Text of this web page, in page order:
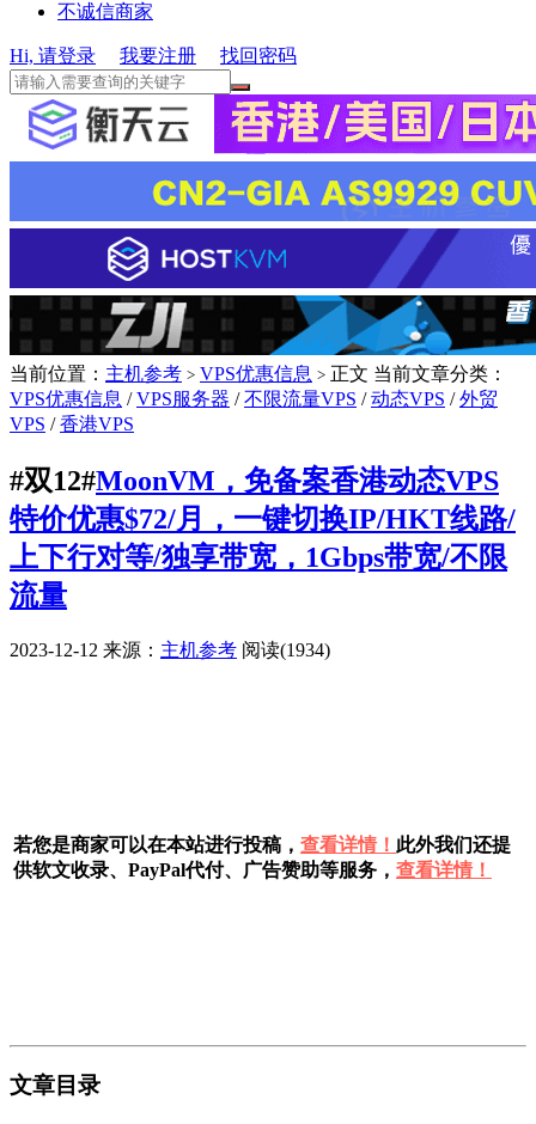
不诚信商家
Hi, 请登录 我要注册 找回密码
当前位置： 主机参考 > VPS优惠信息 > 正文 当前文章分类：
VPS优惠信息 /VPS服务器 /不限流量VPS /动态VPS /外贸
VPS /香港VPS
#双12#MoonVM，免备案香港动态VPS
特价优惠$72/月，一键切换IP/HKT线路/
上下行对等/独享带宽，1Gbps带宽/不限
流量
2023-12-12 来源： 主机参考 阅读(1934)
若您是商家可以在本站进行投稿， 查看详情！ 此外我们还提
供软文收录、PayPal代付、广告赞助等服务， 查看详情！
文章目录